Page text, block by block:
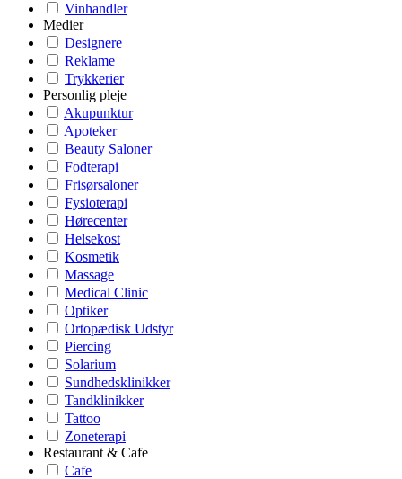
Vinhandler
Medier
Designere
Reklame
Trykkerier
Personlig pleje
Akupunktur
Apoteker
Beauty Saloner
Fodterapi
Frisørsaloner
Fysioterapi
Hørecenter
Helsekost
Kosmetik
Massage
Medical Clinic
Optiker
Ortopædisk Udstyr
Piercing
Solarium
Sundhedsklinikker
Tandklinikker
Tattoo
Zoneterapi
Restaurant & Cafe
Cafe